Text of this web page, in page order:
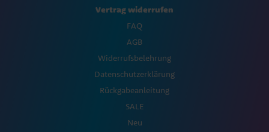
Vertrag widerrufen
FAQ
AGB
Widerrufsbelehrung
Datenschutzerklärung
Rückgabeanleitung
SALE
Neu